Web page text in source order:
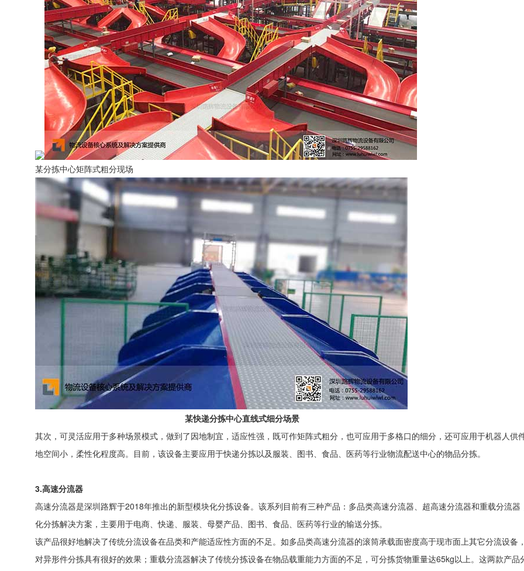
某分拣中心矩阵式粗分现场
某快递分拣中心直线式细分场景
其次，可灵活应用于多种场景模式，做到了因地制宜，适应性强，既可作矩阵式粗分，也可应用于多格口的细分，还可应用于机器人
地空间小，柔性化程度高。目前，该设备主要应用于快递分拣以及服装、图书、食品、医药等行业物流配送中心的物品分拣。
3.高速分流器
高速分流器是深圳路辉于2018年推出的新型模块化分拣设备。该系列目前有三种产品：多品类高速分流器、超高速分流器和重载分流
化分拣解决方案，主要用于电商、快递、服装、母婴产品、图书、食品、医药等行业的输送分拣。
该产品很好地解决了传统分流设备在品类和产能适应性方面的不足。如多品类高速分流器的滚筒承载面密度高于现市面上其它分流设
对异形件分拣具有很好的效果；重载分流器解决了传统分拣设备在物品载重能力方面的不足，可分拣货物重量达65kg以上。这两款产